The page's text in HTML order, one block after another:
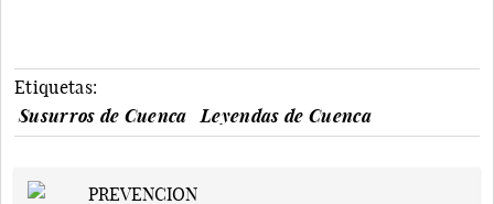
Etiquetas:
Susurros de Cuenca
Leyendas de Cuenca